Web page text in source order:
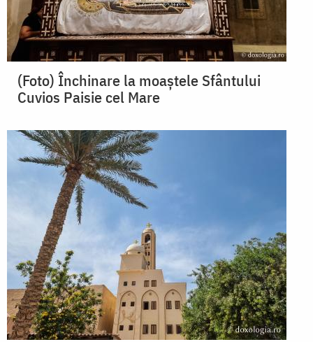
(Foto) Închinare la moaștele Sfântului
Cuvios Paisie cel Mare